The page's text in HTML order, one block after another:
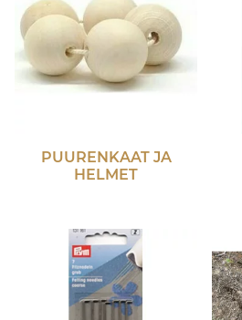
PUURENKAAT JA
HELMET